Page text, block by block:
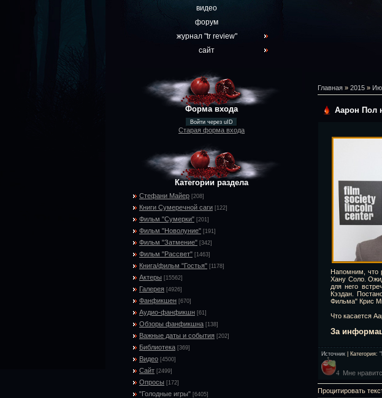
видео
форум
журнал "tr review"
сайт
Форма входа
Войти через uID
Старая форма входа
Категории раздела
Стефани Майер [208]
Книги Сумеречной саги [122]
Фильм "Сумерки" [201]
Фильм "Новолуние" [191]
Фильм "Затмение" [342]
Фильм "Рассвет" [1463]
Книга/фильм "Гостья" [1178]
Актеры [15562]
Галерея [4926]
Фанфикшен [670]
Аудио-фанфикшн [61]
Обзоры фанфикшна [138]
Важные даты и события [202]
Библиотека [369]
Видео [4500]
Сайт [2499]
Опросы [172]
"Голодные игры" [6405]
Главная » 2015 »
Аарон Пол
Напомним, что
Хану Соло.
для него
Кэздан.
Фильма" Крис
Что касается
За
Источник Категория:
4 Мне
Процитировать